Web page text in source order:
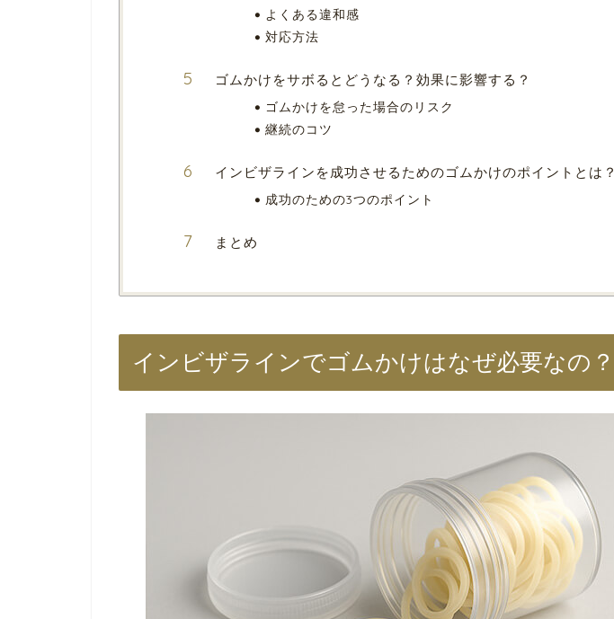
よくある違和感
対応方法
ゴムかけをサボるとどうなる？効果に影響する？
ゴムかけを怠った場合のリスク
継続のコツ
インビザラインを成功させるためのゴムかけのポイントとは？
成功のための3つのポイント
まとめ
インビザラインでゴムかけはなぜ必要なの？